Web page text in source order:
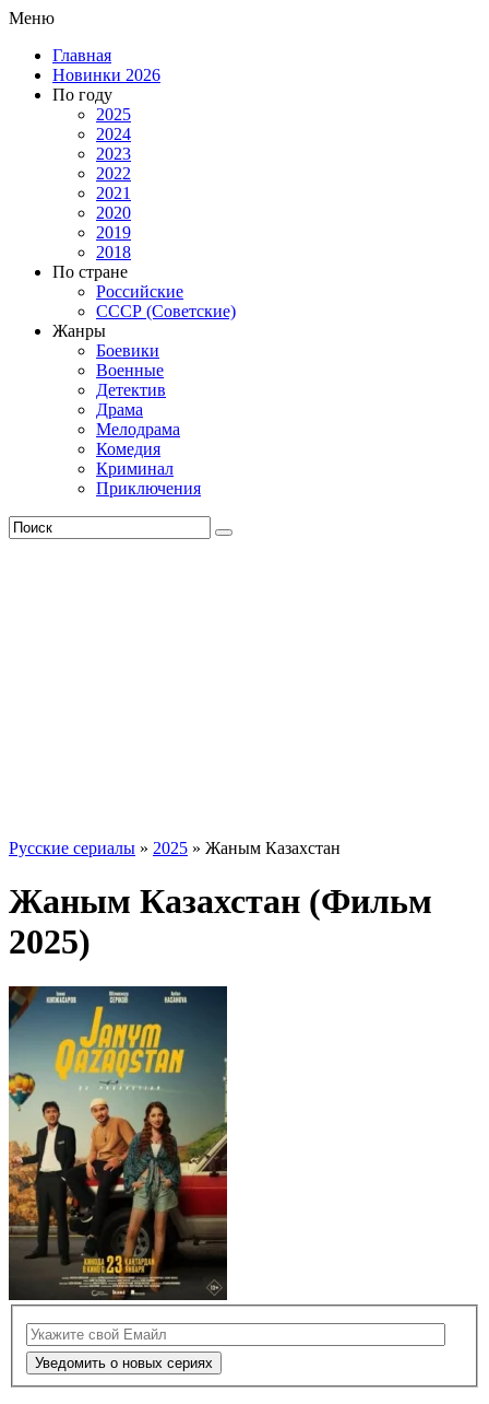
Меню
Главная
Новинки 2026
По году
2025
2024
2023
2022
2021
2020
2019
2018
По стране
Российские
СССР (Советские)
Жанры
Боевики
Военные
Детектив
Драма
Мелодрама
Комедия
Криминал
Приключения
Русские сериалы » 2025 » Жаным Казахстан
Жаным Казахстан (Фильм
2025)
Уведомить о новых сериях